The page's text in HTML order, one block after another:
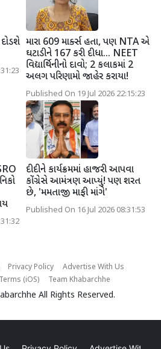
મારા 609 માર્ક્સ હતા, પણ NTA એ
ઘટાડીને 167 કરી દીધા... NEET
વિદ્યાર્થિનીનો દાવો; 2 કલાકમાં 2
અલગ પરિણામો જાહેર કરાયા!
Published On 19 Jul 2026 22:15:23
દીદીને કાર્યક્રમમાં હાજરી આપવા
કોંગ્રેસે આમંત્રણ આપ્યું! પણ શરત
છે, 'મમતાજી માફી માંગે'
Published On 16 Jul 2026 08:31:53
Privacy Policy
Advertise With Us
Terms (iOS) Team Khabarchhe
All Rights Reserved.